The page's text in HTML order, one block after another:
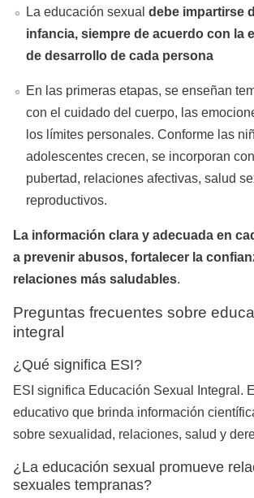
La educación sexual debe impartirse
infancia, siempre de acuerdo con la
de desarrollo de cada persona
En las primeras etapas, se enseñan
con el cuidado del cuerpo, las
los límites personales. Conforme las
adolescentes crecen, se incorporan
pubertad, relaciones afectivas, salud
reproductivos.
La información clara y adecuada en
a prevenir abusos, fortalecer la
relaciones más saludables.
Preguntas frecuentes sobre
integral
¿Qué significa ESI?
ESI significa Educación Sexual Integral.
educativo que brinda información
sobre sexualidad, relaciones, salud y
¿La educación sexual promueve
sexuales tempranas?